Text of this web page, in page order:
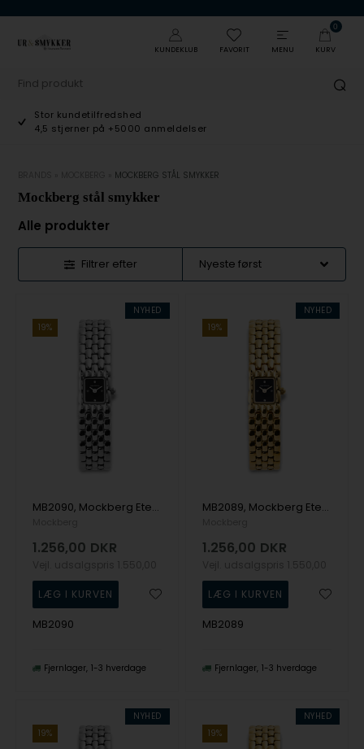
KUNDEKLUB FAVORIT MENU
0
KURV
Stor kundetilfredshed
4,5 stjerner på +5000 anmeldelser
MOCKBERG STÅL SMYKKER
Mockberg stål smykker
Alle produkter
Filtrer efter
NYHED
19%
MB2090, Mockberg Eternal Steel Noir Watch Quartz Dame m/lænke
1.256,00 DKR
MB2090
Fjernlager 1-3 hverdage
NYHED
19%
MB2089, Mockberg Eternal Gold Noir Watch Quartz Dame m/lænke
1.256,00 DKR
MB2089
Fjernlager 1-3 hverdage
NYHED
19%
NYHED
19%